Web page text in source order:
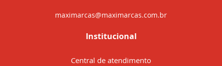
maximarcas@maximarcas.com.br
Institucional
Central de atendimento